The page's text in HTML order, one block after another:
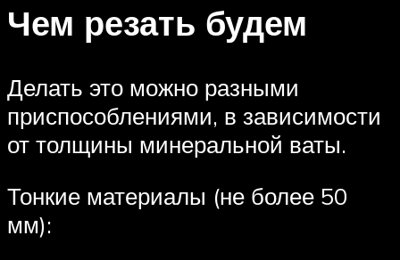
Чем резать будем
Делать это можно разными
приспособлениями, в зависимости
от толщины минеральной ваты.
Тонкие материалы (не более 50
мм):